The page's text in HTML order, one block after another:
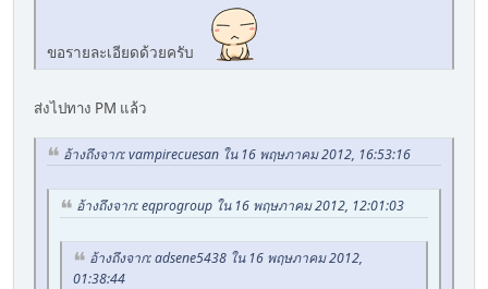
ขอรายละเอียดด้วยครับ
ส่งไปทาง PM แล้ว
อ้างถึงจาก: vampirecuesan ใน 16 พฤษภาคม 2012, 16:53:16
อ้างถึงจาก: eqprogroup ใน 16 พฤษภาคม 2012, 12:01:03
อ้างถึงจาก: adsene5438 ใน 16 พฤษภาคม 2012,
01:38:44